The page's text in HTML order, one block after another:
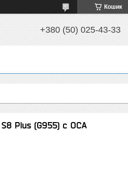
Кошик
+380 (50) 025-43-33
Plus (G955) с OCA